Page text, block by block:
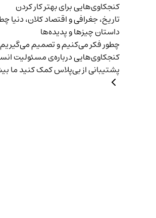
کنجکاوی‌هایی برای بهتر کار کردن
تاریخ،‌ جغرافی و اقتصاد کلان، دنیا
داستان چیزها و پدیده‌ها
چطور فکر می‌کنیم و تصمیم
کنجکاوی‌هایی درباره‌ی مسئولیت
پشتیبانی از بی‌پلاسکمک کنید ما